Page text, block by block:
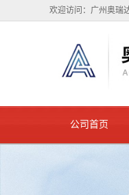
欢迎访问：广州奥瑞
公司首页